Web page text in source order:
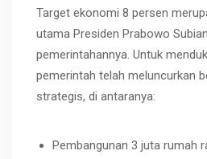
Target ekonomi 8 persen
utama Presiden Prabowo
pemerintahannya. Untuk
pemerintah telah meluncurkan
strategis, di antaranya:
Pembangunan 3 juta rumah